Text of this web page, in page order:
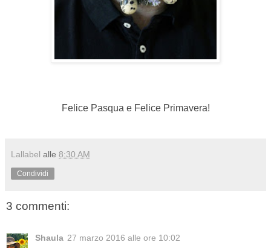
Felice Pasqua e Felice Primavera!
Lallabel alle 8:30 AM
Condividi
3 commenti:
Shaula 27 marzo 2016 alle ore 10:02